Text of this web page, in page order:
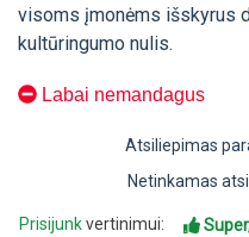
visoms įmonėms išskyrus
kultūringumo nulis.
Labai nemandagus
Atsiliepimas
Netinkamas
Prisijunkvertinimui: